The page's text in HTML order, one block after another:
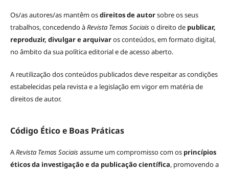
Os/as autores/as mantêm osdireitos de autorsobre os seus
trabalhos, concedendo àRevista Temas Sociaiso direito de publicar,
reproduzir, divulgar e arquivaros conteúdos, em formato digital,
no âmbito da sua política editorial e de acesso aberto.
A reutilização dos conteúdos publicados deve respeitar as condições
estabelecidas pela revista e a legislação em vigor em matéria de
direitos de autor.
Código Ético e Boas Práticas
ARevista Temas Sociaisassume um compromisso com os princípios
éticos da investigação e da publicação científica, promovendo a